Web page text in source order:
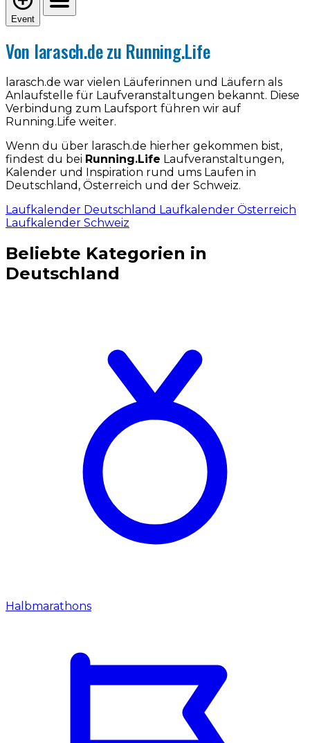
Event
Von larasch.de zu Running.Life
larasch.de war vielen Läuferinnen und Läufern als
Anlaufstelle für Laufveranstaltungen bekannt. Diese
Verbindung zum Laufsport führen wir auf
Running.Life weiter.
Wenn du über larasch.de hierher gekommen bist,
findest du bei Running.Life Laufveranstaltungen,
Kalender und Inspiration rund ums Laufen in
Deutschland, Österreich und der Schweiz.
Laufkalender Deutschland Laufkalender Österreich
Laufkalender Schweiz
Beliebte Kategorien in
Deutschland
Halbmarathons